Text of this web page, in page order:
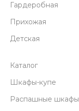
Гардеробная
Прихожая
Детская
Каталог
Шкафы-купе
Распашные шкафы